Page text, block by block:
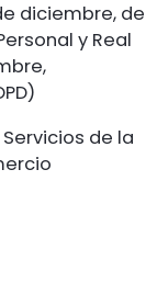
diciembre, de
y Real
Servicios de la